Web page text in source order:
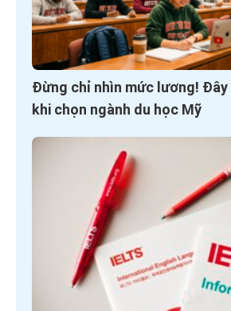
Đừng chỉ nhìn mức lương!
khi chọn ngành du học Mỹ